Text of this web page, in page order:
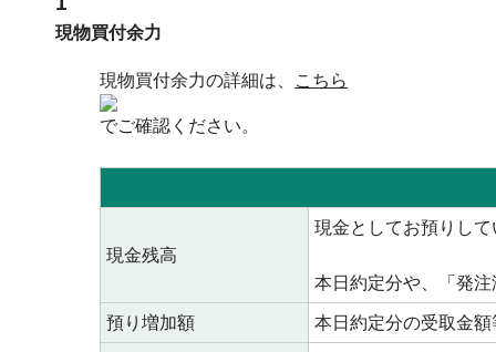
現物買付余力
現物買付余力の詳細は、 こちら
でご確認ください。
現金残高
現金としてお預りし
本日約定分や、「発
預り増加額 本日約定分の受取金